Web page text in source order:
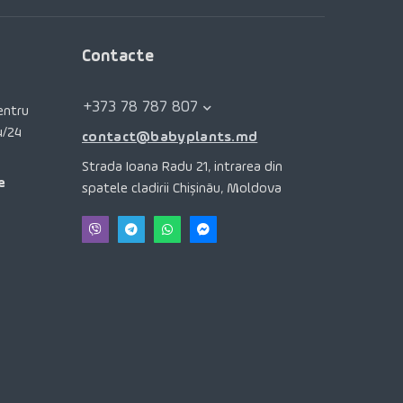
24
Contacte
+373 78 787 807
contact@babyplants.md
Strada Ioana Radu 21, intrarea din
spatele cladirii Chișinău, Moldova